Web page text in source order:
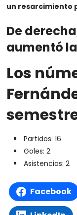
un resarcimiento
De
aumentó
Los
Partidos: 16
Goles: 2
Asistencias: 2
Facebook